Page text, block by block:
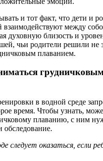
и тот факт, что дети и
взаимодействуют между
духовную близость и
чьи родители решили не
плаванием.
в водной среде
время. Чтобы узнать,
плаванию, с ним
обследование.
следует оказаться, если